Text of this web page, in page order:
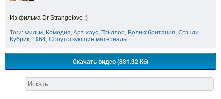
Из фильма Dr Strangelove :)
Теги: Фильм Комедия Арт-хаус Триллер Великобритания Стэнли
Кубрик 1964 Сопутствующие материалы
Скачать видео (831.32 Кб)